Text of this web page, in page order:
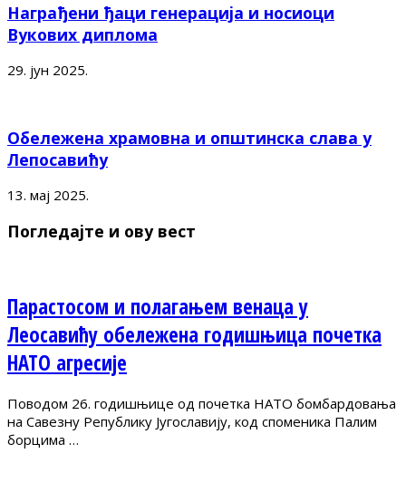
Награђени ђаци генерација и носиоци
Вукових диплома
29. јун 2025.
Обележена храмовна и општинска слава у
Лепосавићу
13. мај 2025.
Погледајте и ову вест
Парастосом и полагањем венаца у
Леосавићу обележена годишњица почетка
НАТО агресије
Поводом 26. годишњице од почетка НАТО бомбардовања
на Савезну Републику Југославију, код споменика Палим
борцима …